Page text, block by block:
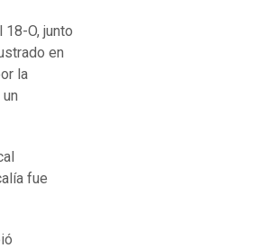
O, junto
en
la
fue